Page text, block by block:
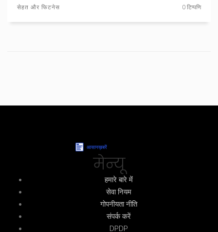
सेहत और फिटनेस 0 टिप्पणि
मेन्यू
हमारे बारे में
सेवा नियम
गोपनीयता नीति
संपर्क करें
DPDP